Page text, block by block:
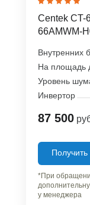
Centek CT-
66AMWM-
Внутренних
На площадь
Уровень
Инвертор
87 500
Получить
*При
у менеджера